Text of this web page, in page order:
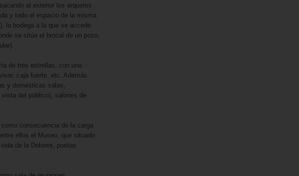
al exterior los arquetes
y todo el espacio de la misma
la bodega a la que se accede
se sitúa el brocal de un pozo,
de tres estrellas, con una
caja fuerte, etc. Además
y domésticas salas,
del público), salones de
consecuencia de la carga
ellos el Museo, que situado
de la Dolores, poetas